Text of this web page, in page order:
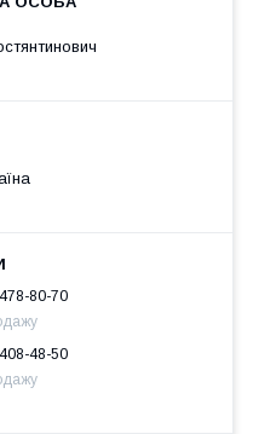
80-70
48-50